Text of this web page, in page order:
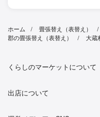
ホーム 畳張替え（表替え）
郡の畳張替え（表替え）
大蔵
くらしのマーケットについて
出店について